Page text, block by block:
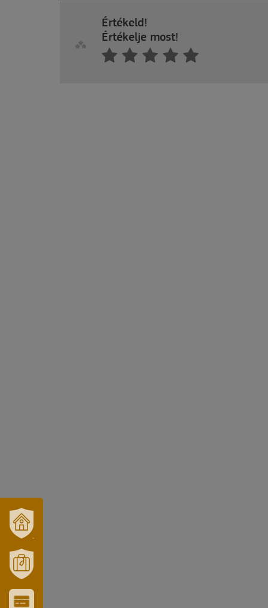
ÉS
TÉRSÉGÜNK
TURISZTIKA
Értékeld!
Értékelje most!